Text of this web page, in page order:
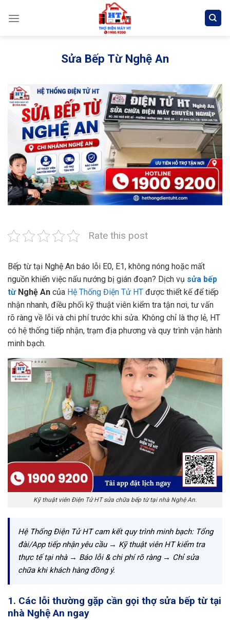
Sửa Bếp Từ Nghệ An
Rate this post
Bếp từ tại Nghệ An báo lỗi E0, E1, không nóng hoặc mất
nguồn khiến việc nấu nướng bị gián đoạn? Dịch vụ sửa bếp
từNghệ An của Hệ Thống Điện Tử HT được thiết kế để tiếp
nhận nhanh, điều phối kỹ thuật viên kiểm tra tận nơi, tư vấn
rõ ràng về lỗi và chi phí trước khi sửa. Không chỉ là thợ lẻ, HT
có hệ thống tiếp nhận, trạm địa phương và quy trình vận hành
minh bạch.
Kỹ thuật viên Điện Tử HT sửa chữa bếp từ tại nhà Nghệ An.
Hệ Thống Điện Tử HT cam kết quy trình minh bạch: Tổng
đài/App tiếp nhận yêu cầu → Kỹ thuật viên HT kiểm tra
thực tế tại nhà → Báo lỗi & chi phí rõ ràng → Chỉ sửa
chữa khi khách hàng đồng ý.
1. Các lỗi thường gặp cần gọi thợ sửa bếp từ tại
nhà Nghệ An ngay